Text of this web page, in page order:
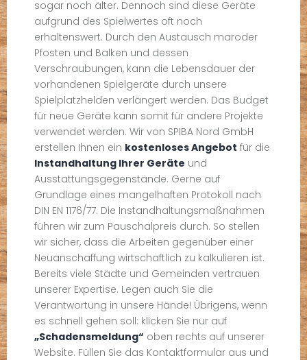
sogar noch älter. Dennoch sind diese Geräte
aufgrund des Spielwertes oft noch
erhaltenswert. Durch den Austausch maroder
Pfosten und Balken und dessen
Verschraubungen, kann die Lebensdauer der
vorhandenen Spielgeräte durch unsere
Spielplatzhelden verlängert werden. Das Budget
für neue Geräte kann somit für andere Projekte
verwendet werden. Wir von SPIBA Nord GmbH
erstellen Ihnen ein kostenloses Angebot für die
Instandhaltung Ihrer Geräte und
Ausstattungsgegenstände. Gerne auf
Grundlage eines mangelhaften Protokoll nach
DIN EN 1176/77. Die Instandhaltungsmaßnahmen
führen wir zum Pauschalpreis durch. So stellen
wir sicher, dass die Arbeiten gegenüber einer
Neuanschaffung wirtschaftlich zu kalkulieren ist.
Bereits viele Städte und Gemeinden vertrauen
unserer Expertise. Legen auch Sie die
Verantwortung in unsere Hände! Übrigens, wenn
es schnell gehen soll: klicken Sie nur auf
„Schadensmeldung“ oben rechts auf unserer
Website. Füllen Sie das Kontaktformular aus und